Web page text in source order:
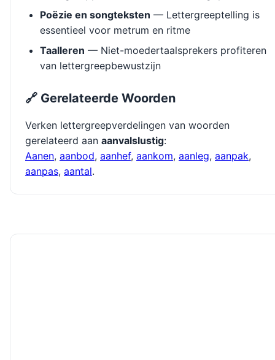
Poëzie en songteksten — Lettergreeptelling is
essentieel voor metrum en ritme
Taalleren — Niet-moedertaalsprekers profiteren
van lettergreepbewustzijn
🔗 Gerelateerde Woorden
Verken lettergreepverdelingen van woorden
gerelateerd aan aanvalslustig:
Aanen, aanbod, aanhef, aankom, aanleg, aanpak,
aanpas, aantal.